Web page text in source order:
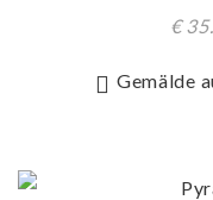
€
Gemälde